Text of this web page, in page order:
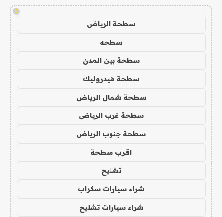
!
سطحة الرياض
سطحه
سطحة بين المدن
سطحة هيدروليك
سطحة شمال الرياض
سطحة غرب الرياض
سطحة جنوب الرياض
اقرب سطحة
تشليح
شراء سيارات سكراب
شراء سيارات تشليح